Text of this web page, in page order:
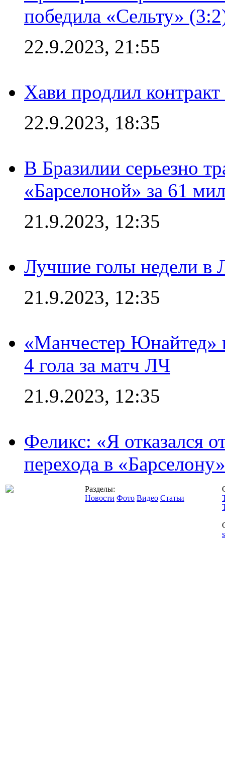
победила «Сельту»
22.9.2023, 21:55
Хави продлил
22.9.2023, 18:35
В Бразилии серьезно
«Барселоной» за 61
21.9.2023, 12:35
Лучшие голы недели в
21.9.2023, 12:35
«Манчестер Юнайтед»
4 гола за матч ЛЧ
21.9.2023, 12:35
Феликс: «Я отказался
перехода в «Барселону»
Разделы:
Новости Фото Видео Статьи